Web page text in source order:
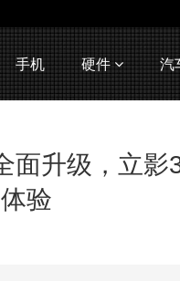
手机 硬件 汽
面升级，立影
验